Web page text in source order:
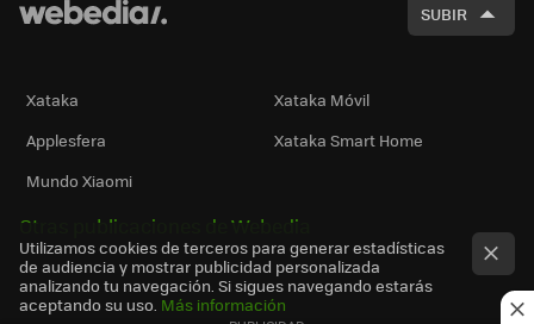
SUBIR
Xataka
Xataka Móvil
Applesfera
Xataka Smart Home
Mundo Xiaomi
Otras publicaciones de Webedia
Utilizamos cookies de terceros para generar estadísticas
de audiencia y mostrar publicidad personalizada
analizando tu navegación. Si sigues navegando estarás
aceptando su uso. Más información